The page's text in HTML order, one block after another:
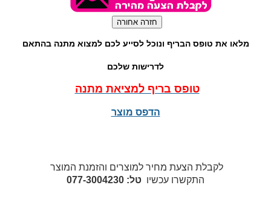
מלאו את טופס הבריף ונוכל לסייע לכם למצוא מתנה בהתאם
לדרישות שלכם
טופס בריף למציאת מתנה
הדפס מוצר
לקבלת הצעת מחיר למוצרים והזמנת המוצר
התקשרו עכשיו טל: 077-3004230